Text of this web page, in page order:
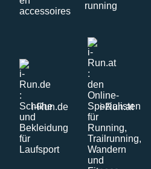
i-Run.de i-Run.at